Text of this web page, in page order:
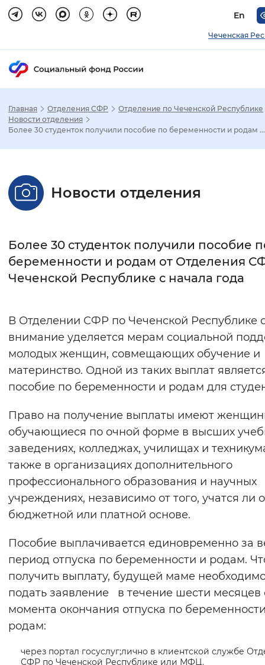
En
Чеченская
Настройка режима отображения
Стандартный Увеличенный
С засечками
Интервал между буквами
Цвет сайта
Монохромный
Синий фон
Изображения
Включены Выключены
Звуковой ассистент
Воспроизвести Остановить
Вернуть стандартные настройки
Главная Отделения СФР
Отделение по Чеченской Республике
Новости отделения
Более 30 студенток получили пособие по беременности и родам ...
Новости отделения
Более 30 студенток получили пособие
беременности и родам от Отделения
Чеченской Республике с начала года
В Отделении СФР по Чеченской Республике
внимание уделяется мерам социальной
молодых женщин, совмещающих обучение и
материнство. Одной из таких выплат
пособие по беременности и родам для
Право на получение выплаты имеют
обучающиеся по очной форме в высших
заведениях, колледжах, училищах и
также в организациях дополнительного
профессионального образования и научных
учреждениях, независимо от того, учатся ли
бюджетной или платной основе.
Пособие выплачивается единовременно за
период отпуска по беременности и родам.
получить выплату, будущей маме
подать заявление в течение шести месяцев
момента окончания отпуска по
родам:
через портал госуслуг;лично в клиентской службе
СФР по Чеченской Республике или МФЦ.